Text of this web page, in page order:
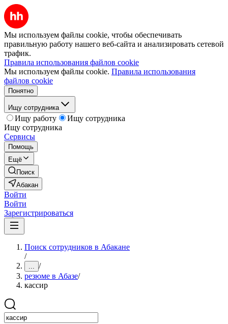
Мы используем файлы cookie, чтобы обеспечивать
правильную работу нашего веб-сайта и анализировать сетевой
трафик.
Правила использования файлов cookie
Мы используем файлы cookie. Правила использования
файлов cookie
Понятно
Ищу сотрудника
Ищу работу
Ищу сотрудника
Ищу сотрудника
Сервисы
Помощь
Ещё
Поиск
Абакан
Войти
Войти
Зарегистрироваться
Поиск сотрудников в Абакане
/
... /
резюме в Абазе/
кассир